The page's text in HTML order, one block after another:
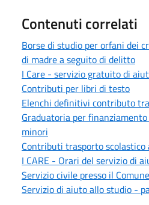
Contenuti correlati
Borse di studio per orfani dei
di madre a seguito di delitto
I Care - servizio gratuito di
Contributi per libri di testo
Elenchi definitivi contributo
Graduatoria per
minori
Contributi trasporto
I CARE - Orari del servizio di
Servizio civile presso il
Servizio di aiuto allo studio -